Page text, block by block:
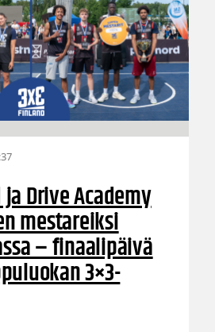
Drive Academy
mestareiksi
– finaalipäivä
3×3-